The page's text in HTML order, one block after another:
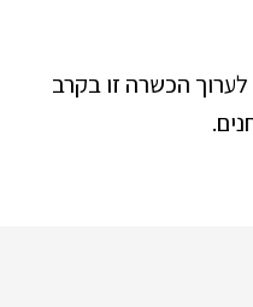
הכשרה זו בקרב